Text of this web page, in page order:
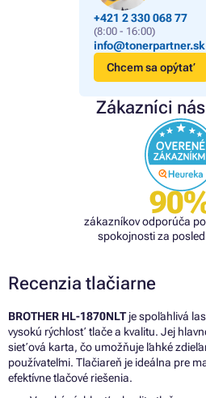
+421 2 330 068 77
(8:00 - 16:00)
info@tonerpartner.sk
Chcem sa opýtať
Zákazníci
zákazníkov odporúča
spokojnosti za
Recenzia tlačiarne
BROTHER HL-1870NLTje spoľahlivá
vysokú rýchlosť tlače a kvalitu. Jej
sieťová karta, čo umožňuje ľahké
používateľmi. Tlačiareň je ideálna pre
efektívne tlačové riešenia.